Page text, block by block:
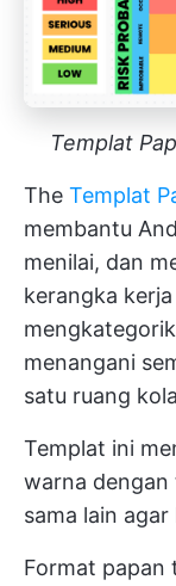
Templat
The Templat
membantu
menilai, dan
kerangka
menangani
satu ruang
Templat ini
warna
sama lain
Format papan